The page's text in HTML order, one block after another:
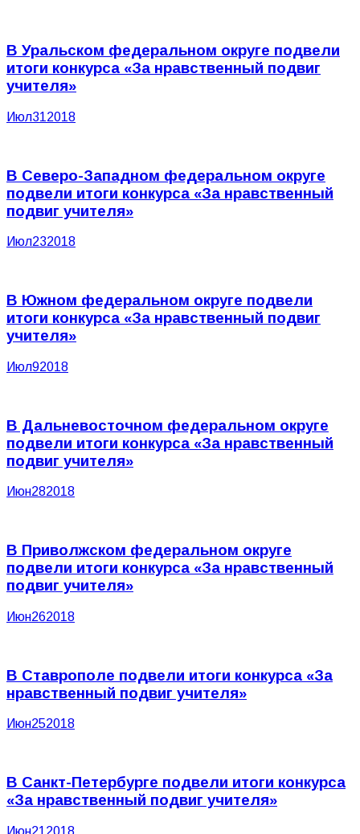
В Уральском федеральном округе подвели
итоги конкурса «За нравственный подвиг
учителя»
Июл312018
В Северо-Западном федеральном округе
подвели итоги конкурса «За нравственный
подвиг учителя»
Июл232018
В Южном федеральном округе подвели
итоги конкурса «За нравственный подвиг
учителя»
Июл92018
В Дальневосточном федеральном округе
подвели итоги конкурса «За нравственный
подвиг учителя»
Июн282018
В Приволжском федеральном округе
подвели итоги конкурса «За нравственный
подвиг учителя»
Июн262018
В Ставрополе подвели итоги конкурса «За
нравственный подвиг учителя»
Июн252018
В Санкт-Петербурге подвели итоги конкурса
«За нравственный подвиг учителя»
Июн212018